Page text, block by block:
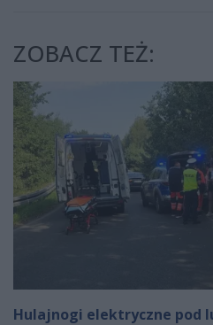
ZOBACZ TEŻ:
Hulajnogi elektryczne pod